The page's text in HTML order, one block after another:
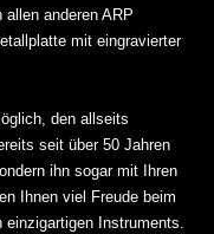
anderen ARP
mit eingravierter
den allseits
seit über 50 Jahren
ihn sogar mit Ihren
Ihnen viel Freude beim
einzigartigen Instruments.